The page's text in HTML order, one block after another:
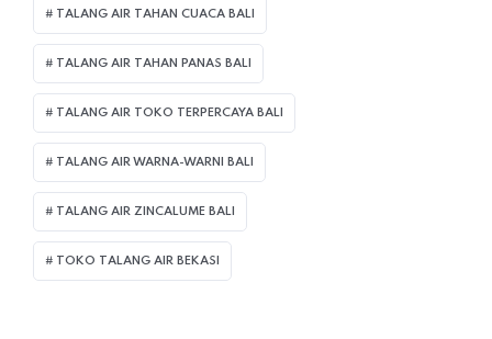
TALANG AIR TAHAN CUACA BALI
TALANG AIR TAHAN PANAS BALI
TALANG AIR TOKO TERPERCAYA BALI
TALANG AIR WARNA-WARNI BALI
TALANG AIR ZINCALUME BALI
TOKO TALANG AIR BEKASI